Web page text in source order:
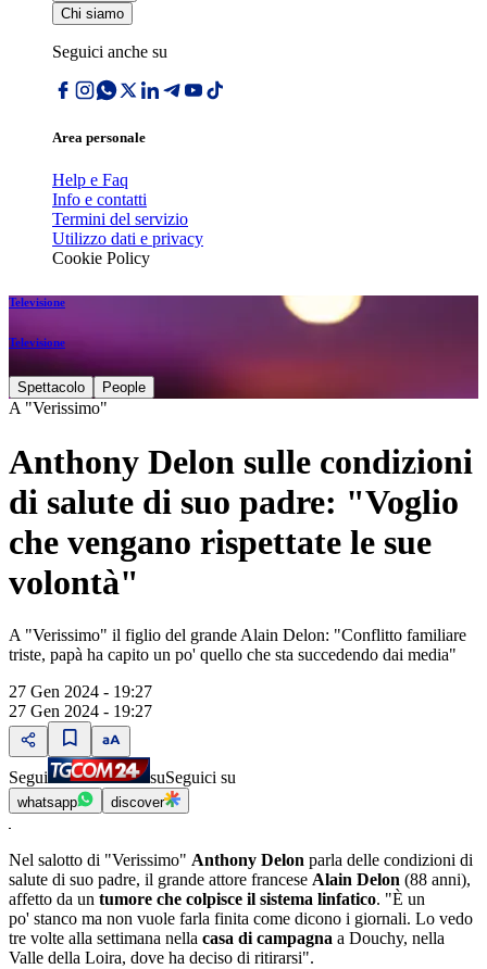
Chi siamo
Seguici anche su
Area personale
Help e Faq
Info e contatti
Termini del servizio
Utilizzo dati e privacy
Cookie Policy
Televisione
Televisione
Spettacolo People
A "Verissimo"
Anthony Delon sulle condizioni
di salute di suo padre: "Voglio
che vengano rispettate le sue
volontà"
A "Verissimo" il figlio del grande Alain Delon: "Conflitto familiare
triste, papà ha capito un po' quello che sta succedendo dai media"
27 Gen 2024 - 19:27
27 Gen 2024 - 19:27
Segui suSeguici su
whatsapp discover
Nel salotto di "Verissimo" Anthony Delon parla delle condizioni di
salute di suo padre, il grande attore francese Alain Delon (88 anni),
affetto da un tumore che colpisce il sistema linfatico. "È un
po' stanco ma non vuole farla finita come dicono i giornali. Lo vedo
tre volte alla settimana nella casa di campagna a Douchy, nella
Valle della Loira, dove ha deciso di ritirarsi".